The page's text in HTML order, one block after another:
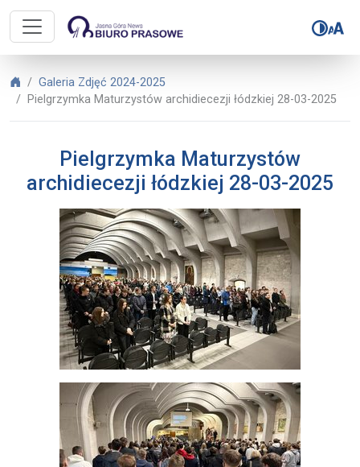
Biuro Prasowe Jasnej Góry –
Biuro Prasowe Jasnej Góry
Galeria Zdjęć 2024-2025
Pielgrzymka Maturzystów archidiecezji łódzkiej 28-03-2025
Pielgrzymka Maturzystów
archidiecezji łódzkiej 28-03-2025